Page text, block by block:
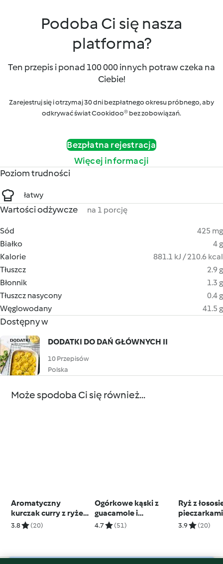
Podoba Ci się nasza
platforma?
Ten przepis i ponad 100 000 innych potraw czeka na
Ciebie!
Zarejestruj się i otrzymaj 30 dni bezpłatnego okresu próbnego, aby
odkrywać świat Cookidoo® bez zobowiązań.
Bezpłatna rejestracja
Więcej informacji
Poziom trudności
łatwy
Wartości odżywcze na 1 porcję
Sód
425 mg
Białko
4 g
Kalorie
881.1 kJ / 210.6 kcal
Tłuszcz
2.9 g
Błonnik
1.3 g
Tłuszcz nasycony
0.4 g
Węglowodany
41.5 g
Dostępny w
DODATKI DO DAŃ GŁÓWNYCH II
10 Przepisów
Polska
Może spodoba Ci się również...
Aromatyczny
kurczak curry z ryżem
i sałatką
3.8 (20)
Ogórkowe kąski z
guacamole i
krewetkami
4.7 (51)
Ryż z
pieczarkami
3.9 (20)